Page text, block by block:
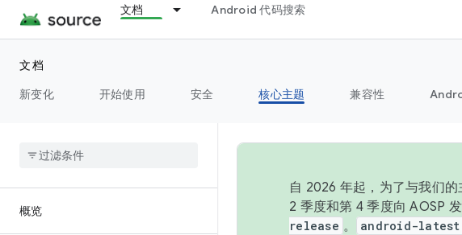
文档 Android 代码搜索
文档
新变化
开始使用 安全 核心主题 兼容性
概览
自 2026 年起，为了与我们
2 季度和第 4 季度向 AOSP
release 。 android-